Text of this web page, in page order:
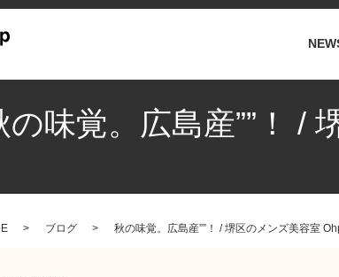
の味覚。広島産””！ /
ブログ 秋の味覚。広島産””！ / 堺区のメンズ美容室